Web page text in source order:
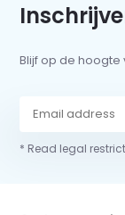
Blijf op de
* Read legal